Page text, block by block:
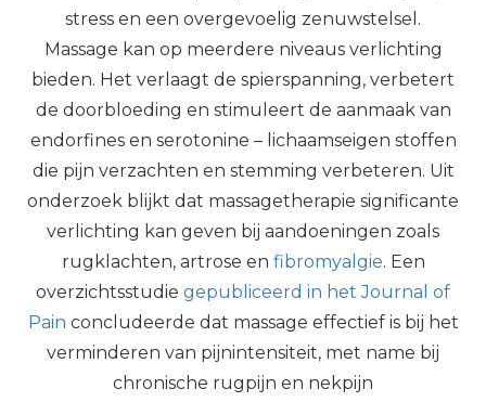
stress en een overgevoelig zenuwstelsel.
Massage kan op meerdere niveaus verlichting
bieden. Het verlaagt de spierspanning, verbetert
de doorbloeding en stimuleert de aanmaak van
endorfines en serotonine – lichaamseigen stoffen
die pijn verzachten en stemming verbeteren. Uit
onderzoek blijkt dat massagetherapie significante
verlichting kan geven bij aandoeningen zoals
rugklachten, artrose en fibromyalgie. Een
overzichtsstudie gepubliceerd in het Journal of
Pain concludeerde dat massage effectief is bij het
verminderen van pijnintensiteit, met name bij
chronische rugpijn en nekpijn